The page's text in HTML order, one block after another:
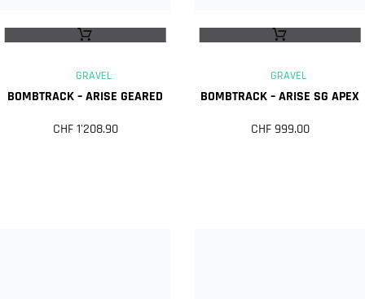
GRAVEL
BOMBTRACK – ARISE GEARED
CHF1'208.90
GRAVEL
BOMBTRACK – ARISE SG APEX
CHF999.00